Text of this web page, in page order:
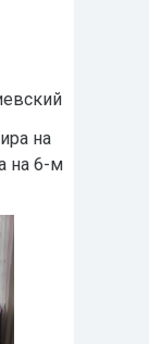
на
на 6-м